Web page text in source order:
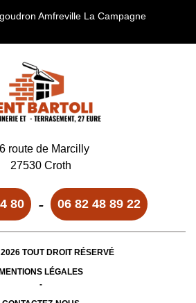
Amfreville La Campagne
route de Marcilly
27530 Croth
80 - 06 82 48 89 22
TOUT DROIT RÉSERVÉ
MENTIONS LÉGALES
-